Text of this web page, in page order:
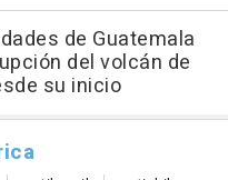
de Guatemala
del volcán de
su inicio